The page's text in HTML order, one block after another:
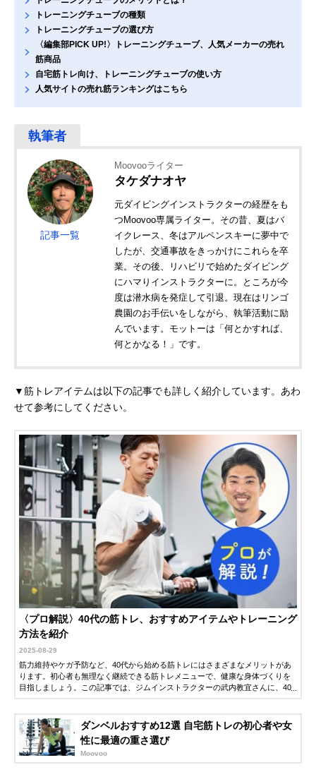
トレーニングチューブの種類
トレーニングチューブの選び方
〈編集部PICK UP!〉トレーニングチューブ、人気メーカーの売れ
筋商品
自宅筋トレ向け、トレーニングチューブの使い方
人気サイトの売れ筋ランキングはこちら
記事一覧
Moovooライター
タケダナオヤ
元ダイビングインストラクターの経歴をも
つMoovoo専属ライター。その昔、夏はバ
イクレース、冬はアルペンスキーに夢中で
したが、交通事故をきっかけにこれらを卒
業。その後、リハビリで始めたダイビング
にハマりインストラクターに。ところが今
度は潜水病を発症して引退。現在はリンゴ
農園のお手伝いをしながら、執筆活動に励
んでいます。モットーは「何とかすれば、
何とかなる！」です。
▼筋トレアイテムは以下の記事でも詳しく紹介しています。あわ
せて参考にしてください。
〈プロ解説〉40代の筋トレ、おすすめアイテムやトレーニング
方法を紹介
2025-08-29
筋力維持やケガ予防など、40代から始める筋トレにはさまざまなメリットがあ
ります。初心者も無理なく継続できる筋トレメニューで、健康な身体づくりを
目指しましょう。この記事では、ジムインストラクターの武内教宜さんに、40
ダンベルおすすめ12選 自宅筋トレの初心者や女
性に最適の重さ選び
Moovoo